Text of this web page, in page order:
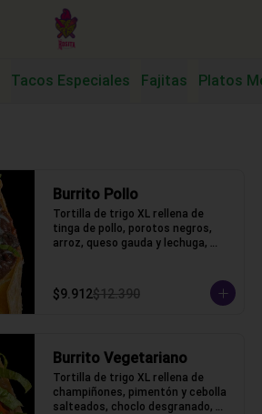
Tacos Especiales Fajitas Platos
Burrito Pollo
Tortilla de trigo XL rellena de
tinga de pollo, porotos negros,
arroz, queso gauda y lechuga,
$9.912$12.390
Burrito Vegetariano
Tortilla de trigo XL rellena de
champiñones, pimentón y cebolla
salteados, choclo desgranado,